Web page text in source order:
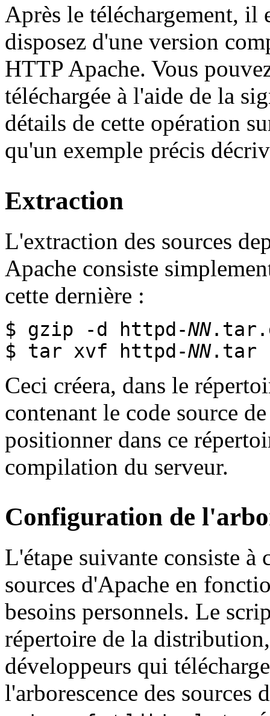
Après le téléchargement,
disposez d'une version
HTTP Apache. Vous
téléchargée à l'aide de la
détails de cette opération
qu'un exemple précis
Extraction
L'extraction des sources
Apache consiste
cette dernière :
$ gzip -d httpd-NN
$ tar xvf httpd-NN.tar
Ceci créera, dans le
contenant le code source
positionner dans ce
compilation du serveur.
Configuration de
L'étape suivante consiste à
sources d'Apache en
besoins personnels. Le
répertoire de la
développeurs qui
l'arborescence des sources